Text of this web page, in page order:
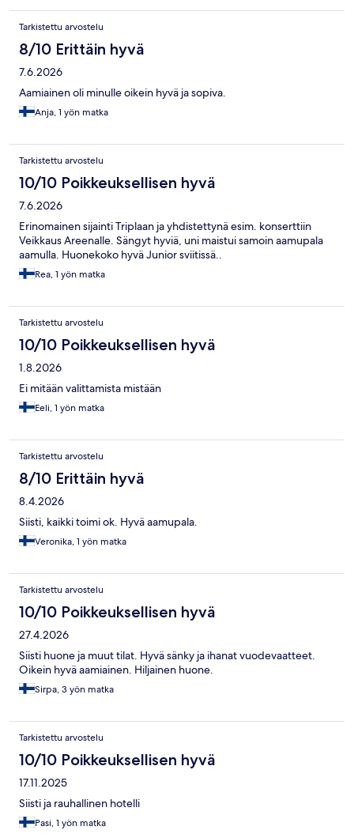
Tarkistettu arvostelu
8/10 Erittäin hyvä
7.6.2026
Aamiainen oli minulle oikein hyvä ja sopiva.
Anja, 1 yön matka
Tarkistettu arvostelu
10/10 Poikkeuksellisen hyvä
7.6.2026
Erinomainen sijainti Triplaan ja yhdistettynä esim. konserttiin
Veikkaus Areenalle. Sängyt hyviä, uni maistui samoin aamupala
aamulla. Huonekoko hyvä Junior sviitissä..
Rea, 1 yön matka
Tarkistettu arvostelu
10/10 Poikkeuksellisen hyvä
1.8.2026
Ei mitään valittamista mistään
Eeli, 1 yön matka
Tarkistettu arvostelu
8/10 Erittäin hyvä
8.4.2026
Siisti, kaikki toimi ok. Hyvä aamupala.
Veronika, 1 yön matka
Tarkistettu arvostelu
10/10 Poikkeuksellisen hyvä
27.4.2026
Siisti huone ja muut tilat. Hyvä sänky ja ihanat vuodevaatteet.
Oikein hyvä aamiainen. Hiljainen huone.
Sirpa, 3 yön matka
Tarkistettu arvostelu
10/10 Poikkeuksellisen hyvä
17.11.2025
Siisti ja rauhallinen hotelli
Pasi, 1 yön matka